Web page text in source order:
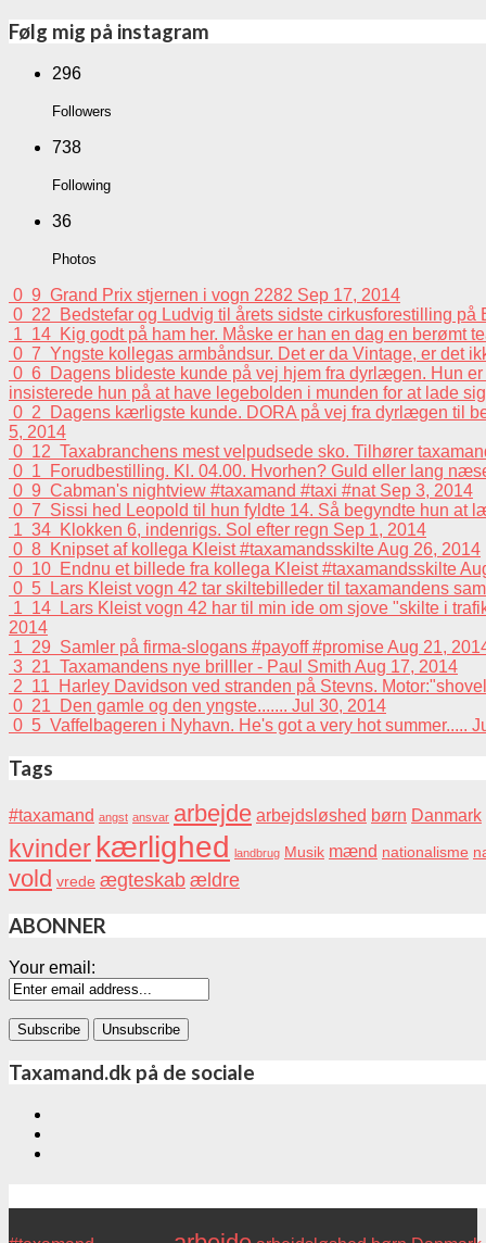
Følg mig på instagram
296
Followers
738
Following
36
Photos
0 9 Grand Prix stjernen i vogn 2282 Sep 17, 2014
0 22
Bedstefar og Ludvig til årets sidste cirkusforestilling
1 14 Kig godt på ham her. Måske er han en dag en berømt
0 7 Yngste kollegas armbåndsur. Det er da Vintage, er det
0 6 Dagens blideste kunde på vej hjem fra dyrlægen. Hun
insisterede hun på at have legebolden i munden for at lade
0 2
Dagens kærligste kunde. DORA på vej fra dyrlægen til
5, 2014
0 12 Taxabranchens mest velpudsede sko. Tilhører
0 1
Forudbestilling. Kl. 04.00. Hvorhen? Guld eller lang
0 9 Cabman's nightview #taxamand #taxi #nat Sep 3, 2014
0 7 Sissi hed Leopold til hun fyldte 14. Så begyndte hun at
1 34 Klokken 6, indenrigs. Sol efter regn Sep 1, 2014
0 8 Knipset af kollega Kleist #taxamandsskilteAug 26, 2014
0 10 Endnu et billede fra kollega Kleist #taxamandsskilte
0 5
Lars Kleist vogn 42 tar skiltebilleder til taxamandens
1 14
Lars Kleist vogn 42 har til min ide om sjove "skilte i
2014
1 29 Samler på firma-slogans #payoff #promiseAug 21,
3 21 Taxamandens nye brilller - Paul Smith Aug 17, 2014
2 11
Harley Davidson ved stranden på Stevns.
0 21 Den gamle og den yngste....... Jul 30, 2014
0 5 Vaffelbageren i Nyhavn. He's got a very hot summer.....
Tags
#taxamand angst ansvar arbejde arbejdsløshed børn Danmark
kvinder kærlighed landbrug Musik mænd nationalisme
vold vrede ægteskabældre
ABONNER
Your email:
Taxamand.dk på de sociale